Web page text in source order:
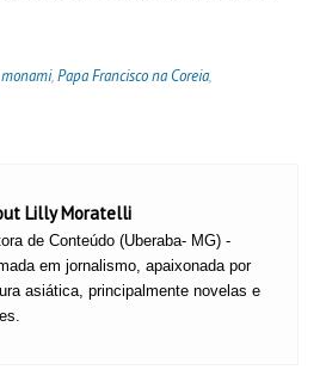
monami,Papa Francisco na Coreia,
Lilly Moratelli
de Conteúdo (Uberaba- MG) -
em jornalismo, apaixonada por
asiática, principalmente novelas e